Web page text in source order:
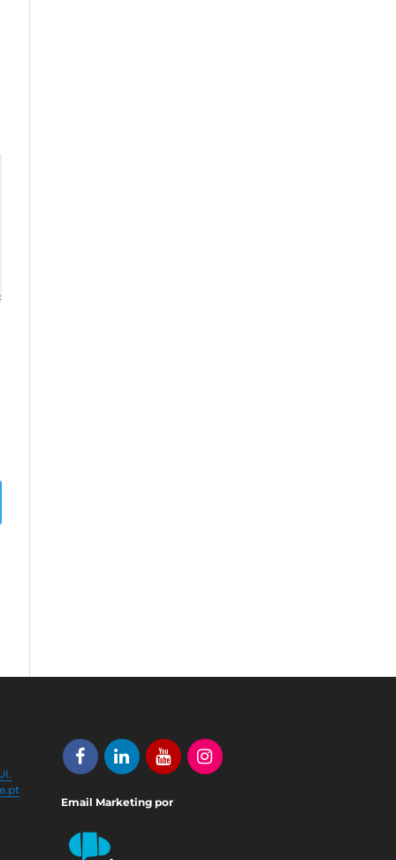
Email Marketing por